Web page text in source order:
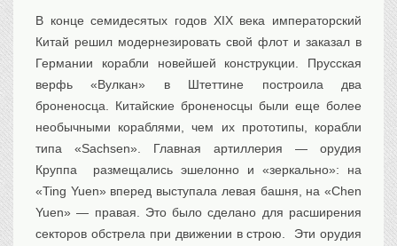
В конце семидесятых годов XIX века императорский
Китай решил модернезировать свой флот и заказал в
Германии корабли новейшей конструкции. Прусская
верфь «Вулкан» в Штеттине построила два
броненосца. Китайские броненосцы были еще более
необычными кораблями, чем их прототипы, корабли
типа «Sachsen». Главная артиллерия — орудия
Круппа размещались эшелонно и «зеркально»: на
«Ting Yuen» вперед выступала левая башня, на «Chen
Yuen» — правая. Это было сделано для расширения
секторов обстрела при движении в строю. Эти орудия